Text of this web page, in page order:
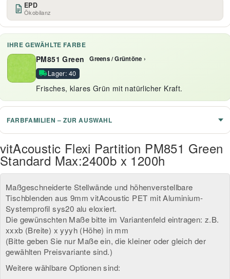
EPD
Ökobilanz
IHRE GEWÄHLTE FARBE
PM851 Green Greens / Grüntöne ›
Lager: 40
Frisches, klares Grün mit natürlicher Kraft.
FARBFAMILIEN – ZUR AUSWAHL
vitAcoustic Flexi Partition PM851 Green
Standard Max:2400b x 1200h
Maßgeschneiderte Stellwände und höhenverstellbare
Tischblenden aus 9mm vitAcoustic PET mit Aluminium-
Systemprofil sys20 alu eloxiert.
Die gewünschten Maße bitte im Variantenfeld eintragen: z.B.
xxxb (Breite) x yyyh (Höhe) in mm
(Bitte geben Sie nur Maße ein, die kleiner oder gleich der
gewählten Preisvariante sind.)
Weitere wählbare Optionen sind: